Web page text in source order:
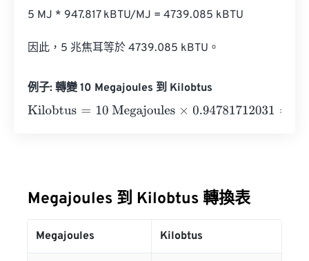
5 MJ * 947.817 kBTU/MJ = 4739.085 kBTU
因此，5 兆焦耳等於 4739.085 kBTU。
例子: 轉變 10 Megajoules 到 Kilobtus
Kilobtus=10 Megajoules×0.94781712031=9.4781712
Megajoules 到 Kilobtus 轉換表
Megajoules Kilobtus